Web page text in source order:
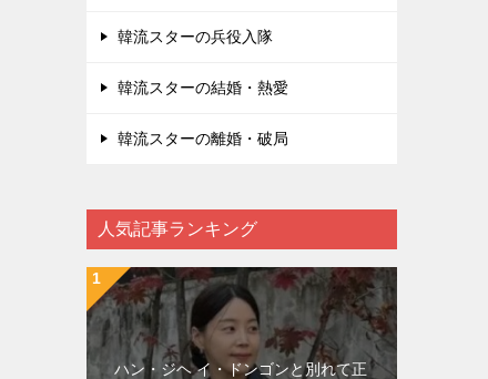
韓流スターの兵役入隊
韓流スターの結婚・熱愛
韓流スターの離婚・破局
人気記事ランキング
ハン・ジヘ イ・ドンゴンと別れて正